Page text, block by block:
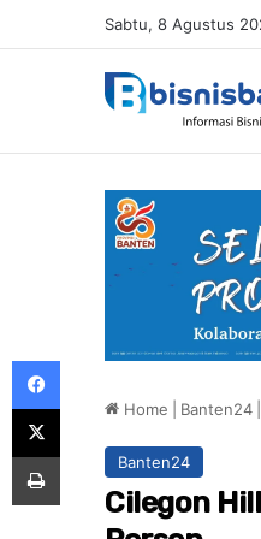
Sabtu, 8 Agustus
Home Banten24
Banten24
Cilegon
Facebook